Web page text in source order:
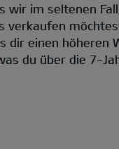
wir im seltenen
verkaufen
dir einen
du über die 7-